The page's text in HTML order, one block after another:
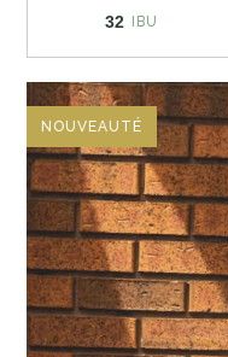
32 IBU
NOUVEAUTÉ